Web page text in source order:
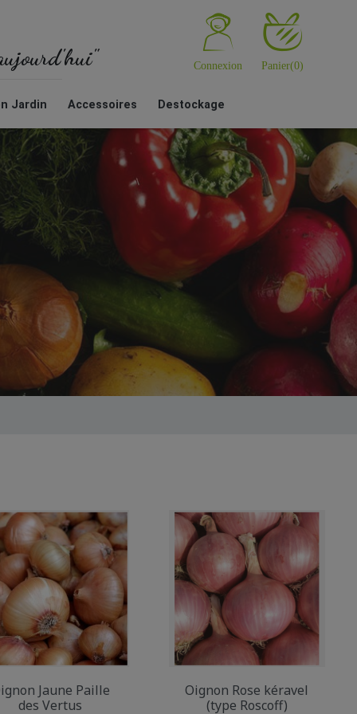
Connexion Panier(0)
Jardin Accessoires Destockage
Jaune Paille
des Vertus
Oignon Rose kéravel
(type Roscoff)